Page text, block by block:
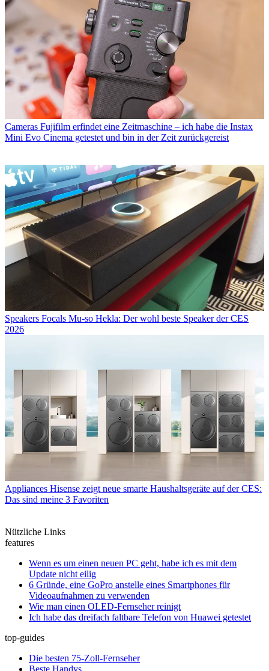
Cameras Fujifilm erfindet eine Zeitmaschine – ich habe die Instax
Mini Evo Cinema getestet und bin in der Zeit zurückgereist
Speakers Focals Mu-so Hekla: Der wohl beste Speaker der CES
2026
Appliances Hisense zeigt neue smarte Haushaltsgeräte auf der CES:
Das sind meine 3 Favoriten
Nützliche Links
features
Wenn es um einen neuen PC geht, habe ich es mit dem
Update nicht eilig
6 Gründe, eine GoPro anstelle eines Smartphones für
Videoaufnahmen zu verwenden
Wie man einen OLED-Fernseher reinigt
Ich habe das dreifach faltbare Telefon von Huawei getestet
top-guides
Die besten 75-Zoll-Fernseher
Beste Handys